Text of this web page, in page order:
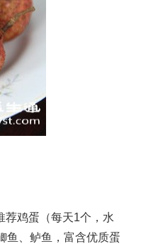
鸡蛋（每天1个，水
鱼、鲈鱼，富含优质蛋